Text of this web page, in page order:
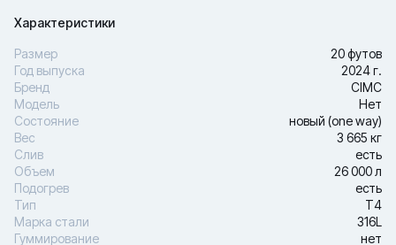
Характеристики
Размер
20 футов
Год выпуска
2024 г.
Бренд
CIMC
Модель
Нет
Состояние
новый (one way)
Вес
3 665 кг
Слив
есть
Объем
26 000 л
Подогрев
есть
Тип
Т4
Марка стали
316L
Гуммирование
нет